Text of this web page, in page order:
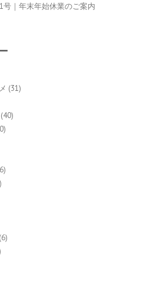
号｜年末年始休業のご案内
(31)
(40)
(6)